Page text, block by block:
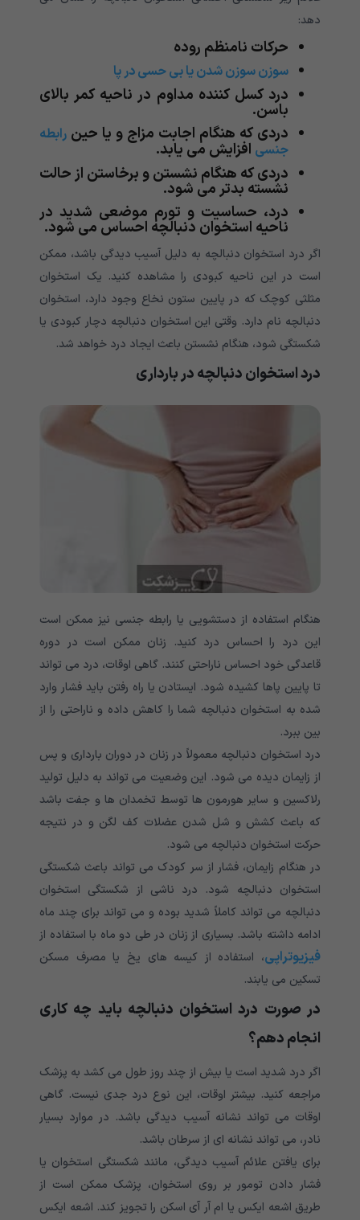
دهد:
حرکات نامنظم روده
سوزن سوزن شدن یا بی حسی در پا
درد کسل کننده مداوم در ناحیه کمر بالای
باسن.
دردی که هنگام اجابت مزاج و یا حین رابطه
جنسی افزایش می یابد.
دردی که هنگام نشستن و برخاستن از حالت
نشسته بدتر می شود.
درد، حساسیت و تورم موضعی شدید در
ناحیه استخوان دنبالچه احساس می شود.
اگر درد استخوان دنبالچه به دلیل آسیب دیدگی باشد، ممکن
است در این ناحیه کبودی را مشاهده کنید. یک استخوان
مثلثی کوچک که در پایین ستون نخاع وجود دارد، استخوان
دنبالچه نام دارد. وقتی این استخوان دنبالچه دچار کبودی یا
شکستگی شود، هنگام نشستن باعث ایجاد درد خواهد شد.
درد استخوان دنبالچه در بارداری
هنگام استفاده از دستشویی یا رابطه جنسی نیز ممکن است
این درد را احساس درد کنید. زنان ممکن است در دوره
قاعدگی خود احساس ناراحتی کنند. گاهی اوقات، درد می تواند
تا پایین پاها کشیده شود. ایستادن یا راه رفتن باید فشار وارد
شده به استخوان دنبالچه شما را کاهش داده و ناراحتی را از
بین ببرد.
درد استخوان دنبالچه معمولاً در زنان در دوران بارداری و پس
از زایمان دیده می شود. این وضعیت می تواند به دلیل تولید
رلاکسین و سایر هورمون ها توسط تخمدان ها و جفت باشد
که باعث کشش و شل شدن عضلات کف لگن و در نتیجه
حرکت استخوان دنبالچه می شود.
در هنگام زایمان، فشار از سر کودک می تواند باعث شکستگی
استخوان دنبالچه شود. درد ناشی از شکستگی استخوان
دنبالچه می تواند کاملاً شدید بوده و می تواند برای چند ماه
ادامه داشته باشد. بسیاری از زنان در طی دو ماه با استفاده از
فیزیوتراپی، استفاده از کیسه های یخ یا مصرف مسکن
تسکین می یابند.
در صورت درد استخوان دنبالچه باید چه کاری
انجام دهم؟
اگر درد شدید است یا بیش از چند روز طول می کشد به پزشک
مراجعه کنید. بیشتر اوقات، این نوع درد جدی نیست. گاهی
اوقات می تواند نشانه آسیب دیدگی باشد. در موارد بسیار
نادر، می تواند نشانه ای از سرطان باشد.
برای یافتن علائم آسیب دیدگی، مانند شکستگی استخوان یا
فشار دادن تومور بر روی استخوان، پزشک ممکن است از
طریق اشعه ایکس یا ام آر آی اسکن را تجویز کند. اشعه ایکس